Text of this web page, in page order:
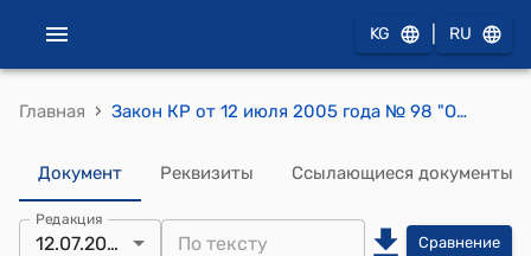
KG RU
Главная › Закон КР от 12 июля 2005 года № 98 "О ратификации Соглашения о сотрудничестве в области обеспечения промышленной безопасности на опасных производственных объектах"
Документ Реквизиты Ссылающиеся документы
Редакция
12.07.2005 Сравнение